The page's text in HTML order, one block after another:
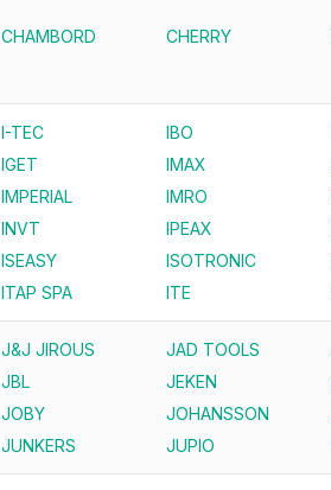
CHAMBORD CHERRY
I-TEC IBO
IGET
IMAX
IMPERIAL
IMRO
INVT
IPEAX
ISEASY
ISOTRONIC
ITAP SPA
ITE
J&J JIROUS JAD TOOLS
JBL
JEKEN
JOBY
JOHANSSON
JUNKERS
JUPIO